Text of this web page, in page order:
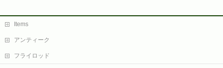
Items
アンティーク
フライロッド